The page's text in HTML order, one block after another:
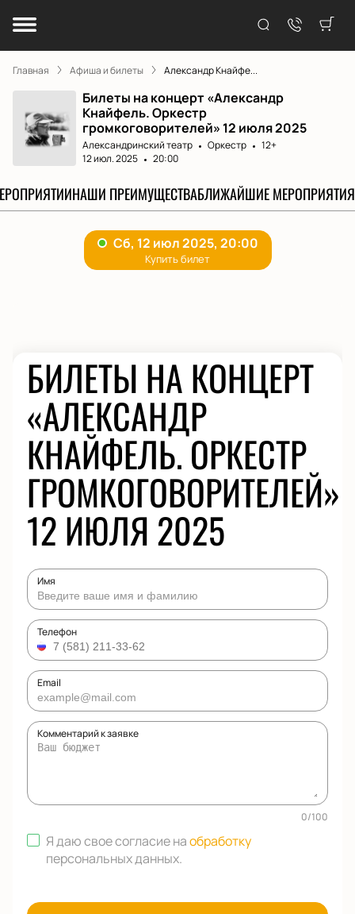
Главная Афиша и билеты Александр Кнайфе...
Билеты на концерт «Александр
Кнайфель. Оркестр
громкоговорителей» 12 июля 2025
Александринский театр Оркестр
12+
12 июл. 2025
20:00
НАШИ ПРЕИМУЩЕСТВАБЛИЖАЙШИЕ МЕРОПРИЯТИЯ
БИЛЕТЫ НА КОНЦЕРТ
«АЛЕКСАНДР
КНАЙФЕЛЬ. ОРКЕСТР
ГРОМКОГОВОРИТЕЛЕЙ»
12 ИЮЛЯ 2025
Имя
Телефон
Email
Комментарий к заявке
0/100
Я даю свое согласие наобработку
персональных данных.